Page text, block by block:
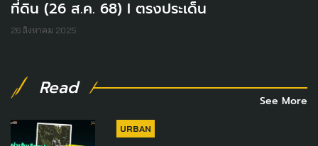
ที่ดิน (26 ส.ค. 68) I ตรงประเด็น
26 สิงหาคม 2025
Read
See More
URBAN